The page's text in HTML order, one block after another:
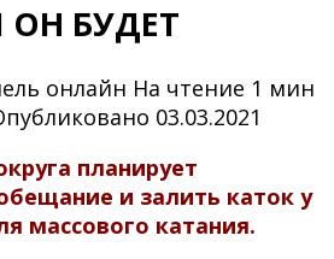
ОН БУДЕТ
онлайн На чтение 1 мин
03.03.2021
планирует
и залить каток у
массового катания.